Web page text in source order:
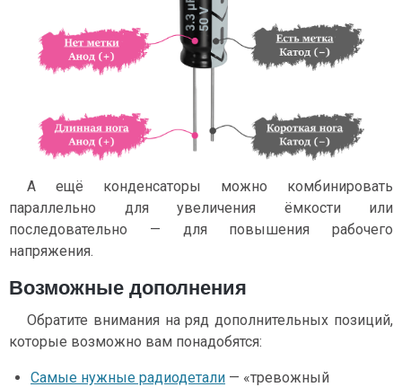
А ещё конденсаторы можно комбинировать
параллельно для увеличения ёмкости или
последовательно — для повышения рабочего
напряжения.
Возможные дополнения
Обратите внимания на ряд дополнительных позиций,
которые возможно вам понадобятся:
Самые нужные радиодетали — «тревожный